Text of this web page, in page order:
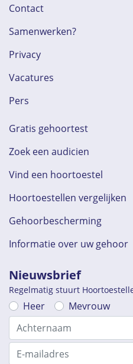
Contact
Samenwerken?
Privacy
Vacatures
Pers
Gratis gehoortest
Zoek een audicien
Vind een hoortoestel
Hoortoestellen vergelijken
Gehoorbescherming
Informatie over uw gehoor
Nieuwsbrief
Regelmatig stuurt
Heer Mevrouw